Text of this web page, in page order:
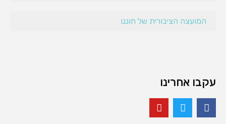
המועצה הציבורית של חוננו
עקבו אחרינו